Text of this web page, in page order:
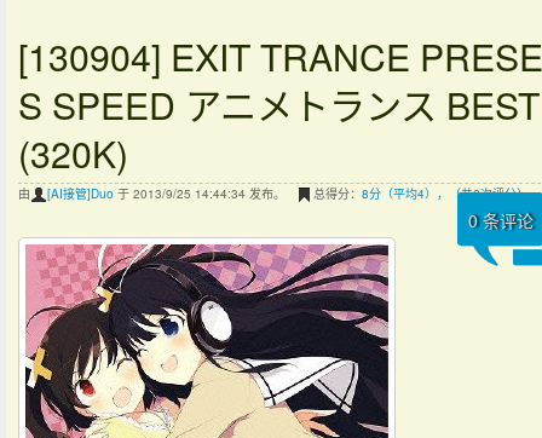
[130904] EXIT TRANCE
S SPEED アニメトランス
(320K)
由 [AI接管]Duo 于 2013/9/25 14:44:34 发布。 总得分： 8分（平均4），（共2次评分）
0条评论